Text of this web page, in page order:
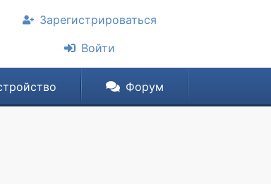
Зарегистрироваться
Войти
Форум